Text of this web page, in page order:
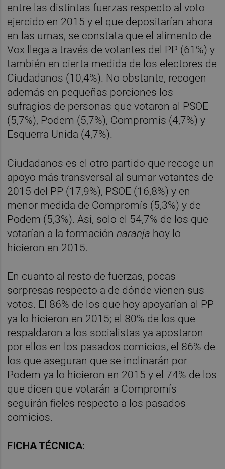
entre las distintas fuerzas respecto al voto
ejercido en 2015 y el que depositarían ahora
en las urnas, se constata que el alimento de
Vox llega a través de votantes del PP (61%) y
también en cierta medida de los electores de
Ciudadanos (10,4%). No obstante, recogen
además en pequeñas porciones los
sufragios de personas que votaron al PSOE
(5,7%), Podem (5,7%), Compromís (4,7%) y
Esquerra Unida (4,7%).
Ciudadanos es el otro partido que recoge un
apoyo más transversal al sumar votantes de
2015 del PP (17,9%), PSOE (16,8%) y en
menor medida de Compromís (5,3%) y de
Podem (5,3%). Así, solo el 54,7% de los que
votarían a la formaciónnaranja hoy lo
hicieron en 2015.
En cuanto al resto de fuerzas, pocas
sorpresas respecto a de dónde vienen sus
votos. El 86% de los que hoy apoyarían al PP
ya lo hicieron en 2015; el 80% de los que
respaldaron a los socialistas ya apostaron
por ellos en los pasados comicios, el 86% de
los que aseguran que se inclinarán por
Podem ya lo hicieron en 2015 y el 74% de los
que dicen que votarán a Compromís
seguirán fieles respecto a los pasados
comicios.
FICHA TÉCNICA: